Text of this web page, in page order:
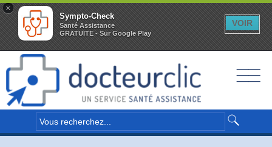
×
Sympto-Check
Santé Assistance
GRATUITE - Sur Google Play
VOIR
__
__